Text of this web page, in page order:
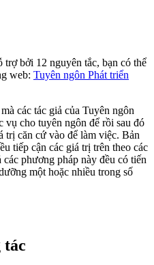
bởi 12 nguyên tắc, bạn có thể
web: Tuyên ngôn Phát triển
các tác giả của Tuyên ngôn
vụ cho tuyên ngôn để rồi sau đó
trị căn cứ vào để làm việc. Bản
tiếp cận các giá trị trên theo các
phương pháp này đều có tiến
một hoặc nhiều trong số
tác